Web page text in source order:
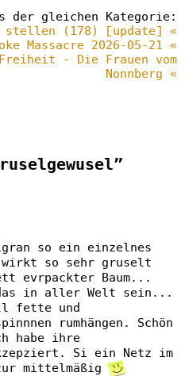
der gleichen Kategorie:
stellen (178) [update] «
Massacre 2026-05-21 «
- Die Frauen vom
Nonnberg «
so ein einzelnes
wirkt so sehr gruselt
evrpackter Baum...
in aller Welt sein...
fette und
rumhängen. Schön
habe ihre
Si ein Netz im
mittelmäßig